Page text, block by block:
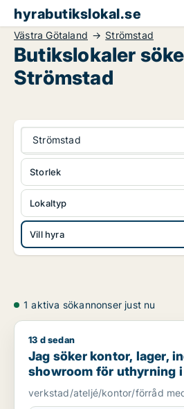
hyrabutikslokal.se
Västra Götaland Strömstad
Butikslokaler
Strömstad
Strömstad
Lokaltyp
Vill hyra
Storlek
1 aktiva sökannonser just nu
Jag söker kontor, lager,
13 d sedan
Jag söker kontor, lager,
showroom för uthyrning
Götaland
verkstad/ateljé/kontor/förråd